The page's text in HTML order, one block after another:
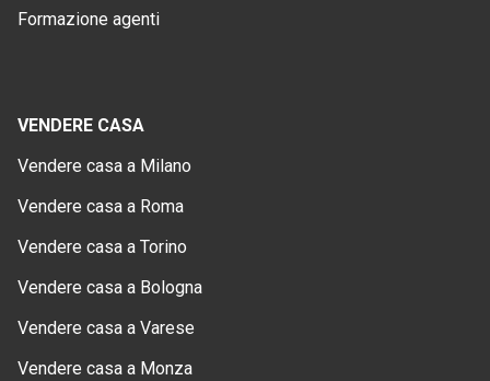
Formazione agenti
VENDERE CASA
Vendere casa a Milano
Vendere casa a Roma
Vendere casa a Torino
Vendere casa a Bologna
Vendere casa a Varese
Vendere casa a Monza